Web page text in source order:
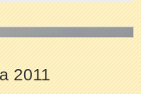
2011